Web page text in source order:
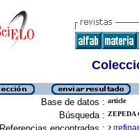
Base de datos : article
Búsqueda : ZEPEDA
2 [refinar